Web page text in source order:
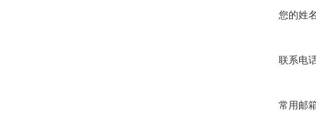
您的姓
联系电
常用邮